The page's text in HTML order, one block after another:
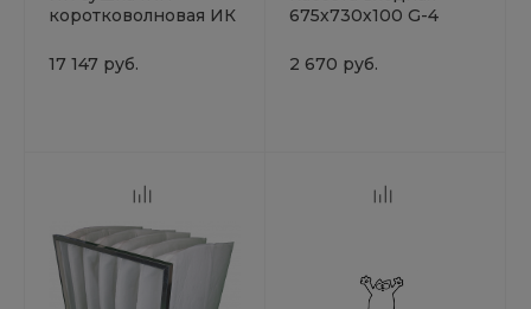
коротковолновая ИК
лампа
17 147 руб.
675х730х100 G-4
2 670 руб.